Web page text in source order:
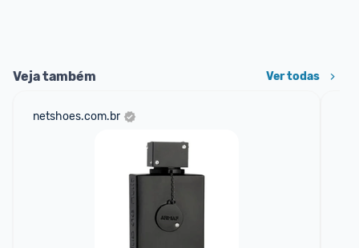
Veja também Ver todas
netshoes.com.br